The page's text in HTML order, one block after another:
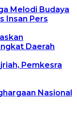
Melodi Budaya
Insan Pers
Daerah
Pemkesra
Nasional